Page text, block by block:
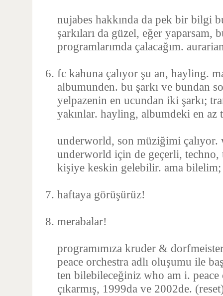
nujabes hakkında da pek bir bilgi
şarkıları da güzel, eğer yaparsam,
programlarımda çalacağım.
fc kahuna çalıyor şu an, hayling.
albumunden. bu şarkı ve bundan
yelpazenin en ucundan iki şarkı;
yakınlar. hayling, albumdeki en az
underworld, son müziğimi çalıyor.
underworld için de geçerli, techno,
kişiye keskin gelebilir. ama
haftaya görüşürüz!
merabalar!
programımıza kruder &
peace orchestra adlı oluşumu ile
ten bilebileceğiniz who am i.
çıkarmış, 1999da ve 2002de.